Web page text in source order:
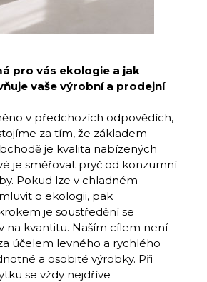
pro vás ekologie a jak
vaše výrobní a prodejní
v předchozích odpovědích,
za tím, že základem
je kvalita nabízených
je směřovat pryč od konzumní
Pokud lze v chladném
o ekologii, pak
je soustředění se
na kvantitu. Naším cílem není
účelem levného a rychlého
a osobité výrobky. Při
se vždy nejdříve